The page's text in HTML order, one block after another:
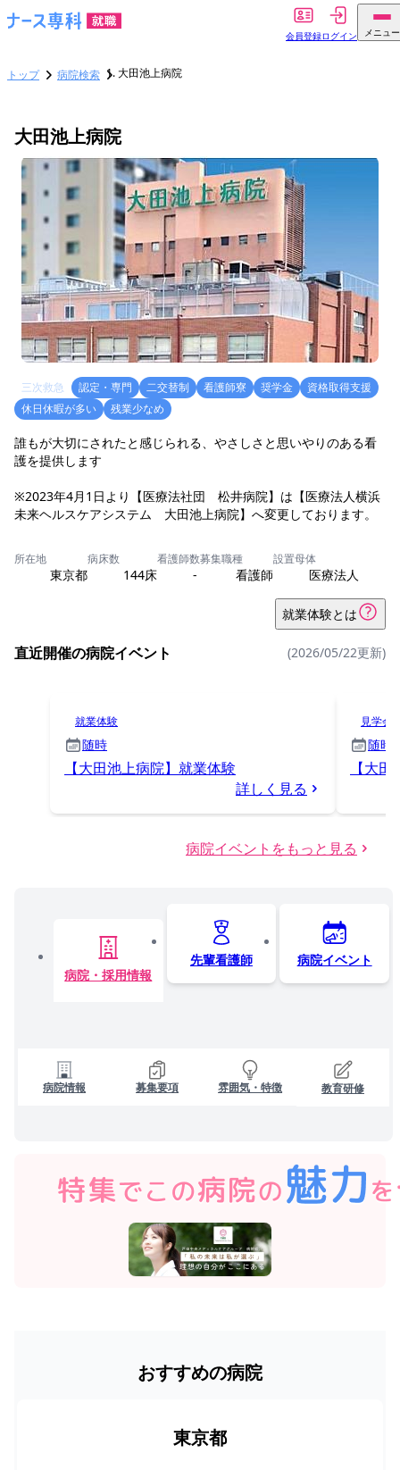
会員登録ログイン メニュー
トップ 病院検索 大田池上病院
大田池上病院
三次救急 認定・専門 二交替制 看護師寮 奨学金
資格取得支援
休日休暇が多い
残業少なめ
誰もが大切にされたと感じられる、やさしさと思いやりのある看
護を提供します
※2023年4月1日より【医療法社団 松井病院】は【医療法人横浜
未来ヘルスケアシステム 大田池上病院】へ変更しております。
所在地
東京都
病床数
144床
看護師数
-
募集職種
看護師
設置母体
医療法人
就業体験とは
直近開催の病院イベント (2026/05/22更新)
就業体験
随時
【大田池上病院】就業体験
詳しく見る
見学会
随時
【大
病院イベントをもっと見る
病院・採用情報
先輩看護師 病院イベント
病院情報 募集要項 雰囲気・特徴 教育研修
おすすめの病院
東京都